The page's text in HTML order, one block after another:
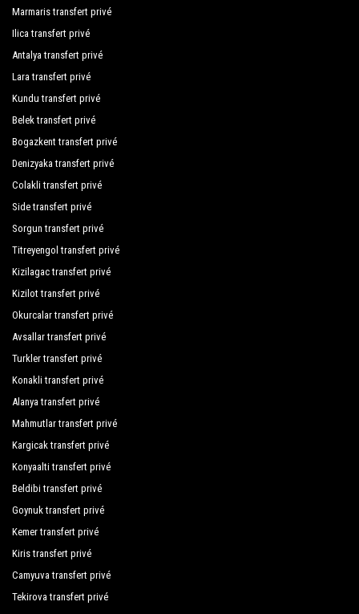
Marmaris transfert privé
Ilica transfert privé
Antalya transfert privé
Lara transfert privé
Kundu transfert privé
Belek transfert privé
Bogazkent transfert privé
Denizyaka transfert privé
Colakli transfert privé
Side transfert privé
Sorgun transfert privé
Titreyengol transfert privé
Kizilagac transfert privé
Kizilot transfert privé
Okurcalar transfert privé
Avsallar transfert privé
Turkler transfert privé
Konakli transfert privé
Alanya transfert privé
Mahmutlar transfert privé
Kargicak transfert privé
Konyaalti transfert privé
Beldibi transfert privé
Goynuk transfert privé
Kemer transfert privé
Kiris transfert privé
Camyuva transfert privé
Tekirova transfert privé